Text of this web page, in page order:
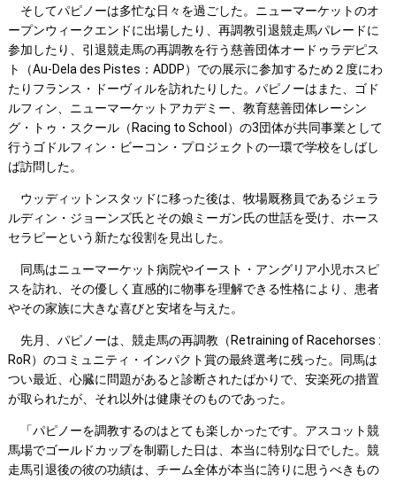
そしてパピノーは多忙な日々を過ごした。ニューマーケットのオ
ープンウィークエンドに出場したり、再調教引退競走馬パレードに
参加したり、引退競走馬の再調教を行う慈善団体オードゥラデピス
ト（Au-Dela des Pistes：ADDP）での展示に参加するため２度にわ
たりフランス・ドーヴィルを訪れたりした。パピノーはまた、ゴド
ルフィン、ニューマーケットアカデミー、教育慈善団体レーシン
グ・トゥ・スクール（Racing to School）の3団体が共同事業として
行うゴドルフィン・ビーコン・プロジェクトの一環で学校をしばし
ば訪問した。
ウッディットンスタッドに移った後は、牧場厩務員であるジェラ
ルディン・ジョーンズ氏とその娘ミーガン氏の世話を受け、ホース
セラピーという新たな役割を見出した。
同馬はニューマーケット病院やイースト・アングリア小児ホスピ
スを訪れ、その優しく直感的に物事を理解できる性格により、患者
やその家族に大きな喜びと安堵を与えた。
先月、パピノーは、競走馬の再調教（Retraining of Racehorses :
RoR）のコミュニティ・インパクト賞の最終選考に残った。同馬は
つい最近、心臓に問題があると診断されたばかりで、安楽死の措置
が取られたが、それ以外は健康そのものであった。
「パピノーを調教するのはとても楽しかったです。アスコット競
馬場でゴールドカップを制覇した日は、本当に特別な日でした。競
走馬引退後の彼の功績は、チーム全体が本当に誇りに思うべきもの